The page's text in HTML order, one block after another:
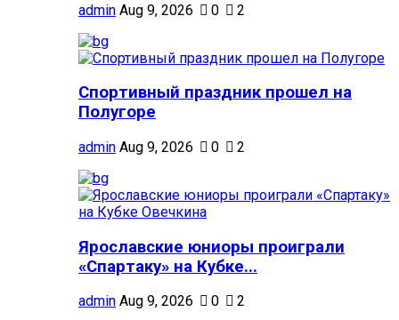
admin Aug 9, 2026 0 2
Спортивный праздник прошел на
Полугоре
admin Aug 9, 2026 0 2
Ярославские юниоры проиграли
«Спартаку» на Кубке...
admin Aug 9, 2026 0 2